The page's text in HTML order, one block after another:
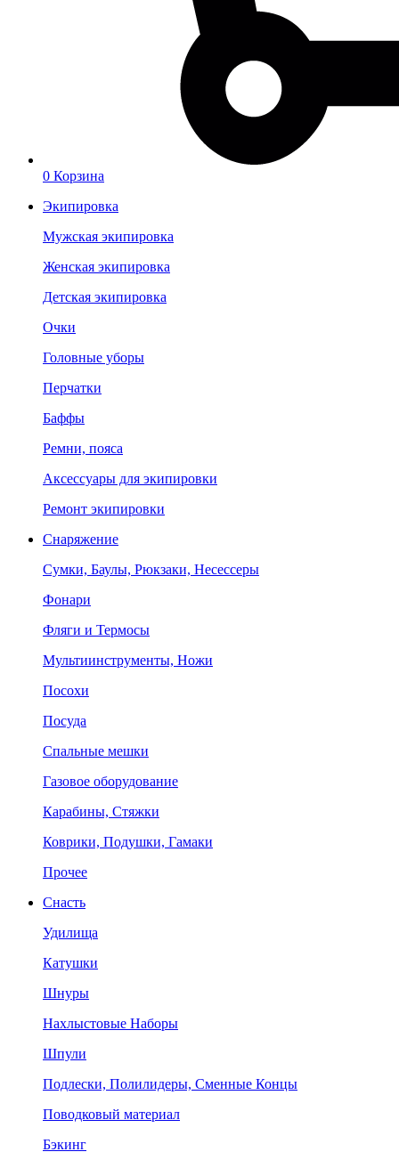
0 Корзина
Экипировка
Мужская экипировка
Женская экипировка
Детская экипировка
Очки
Головные уборы
Перчатки
Баффы
Ремни, пояса
Аксессуары для экипировки
Ремонт экипировки
Снаряжение
Сумки, Баулы, Рюкзаки, Несессеры
Фонари
Фляги и Термосы
Мультиинструменты, Ножи
Посохи
Посуда
Спальные мешки
Газовое оборудование
Карабины, Стяжки
Коврики, Подушки, Гамаки
Прочее
Снасть
Удилища
Катушки
Шнуры
Нахлыстовые Наборы
Шпули
Подлески, Полилидеры, Сменные Концы
Поводковый материал
Бэкинг